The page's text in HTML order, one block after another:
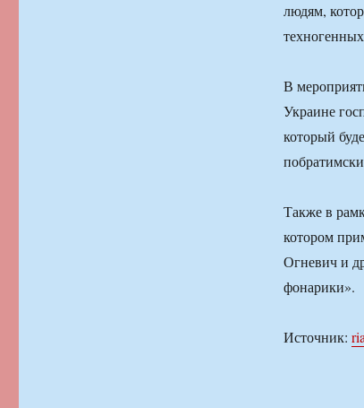
людям,
В
Украине
который
Также в
котором
Огневич и
фонарики».
Источник: